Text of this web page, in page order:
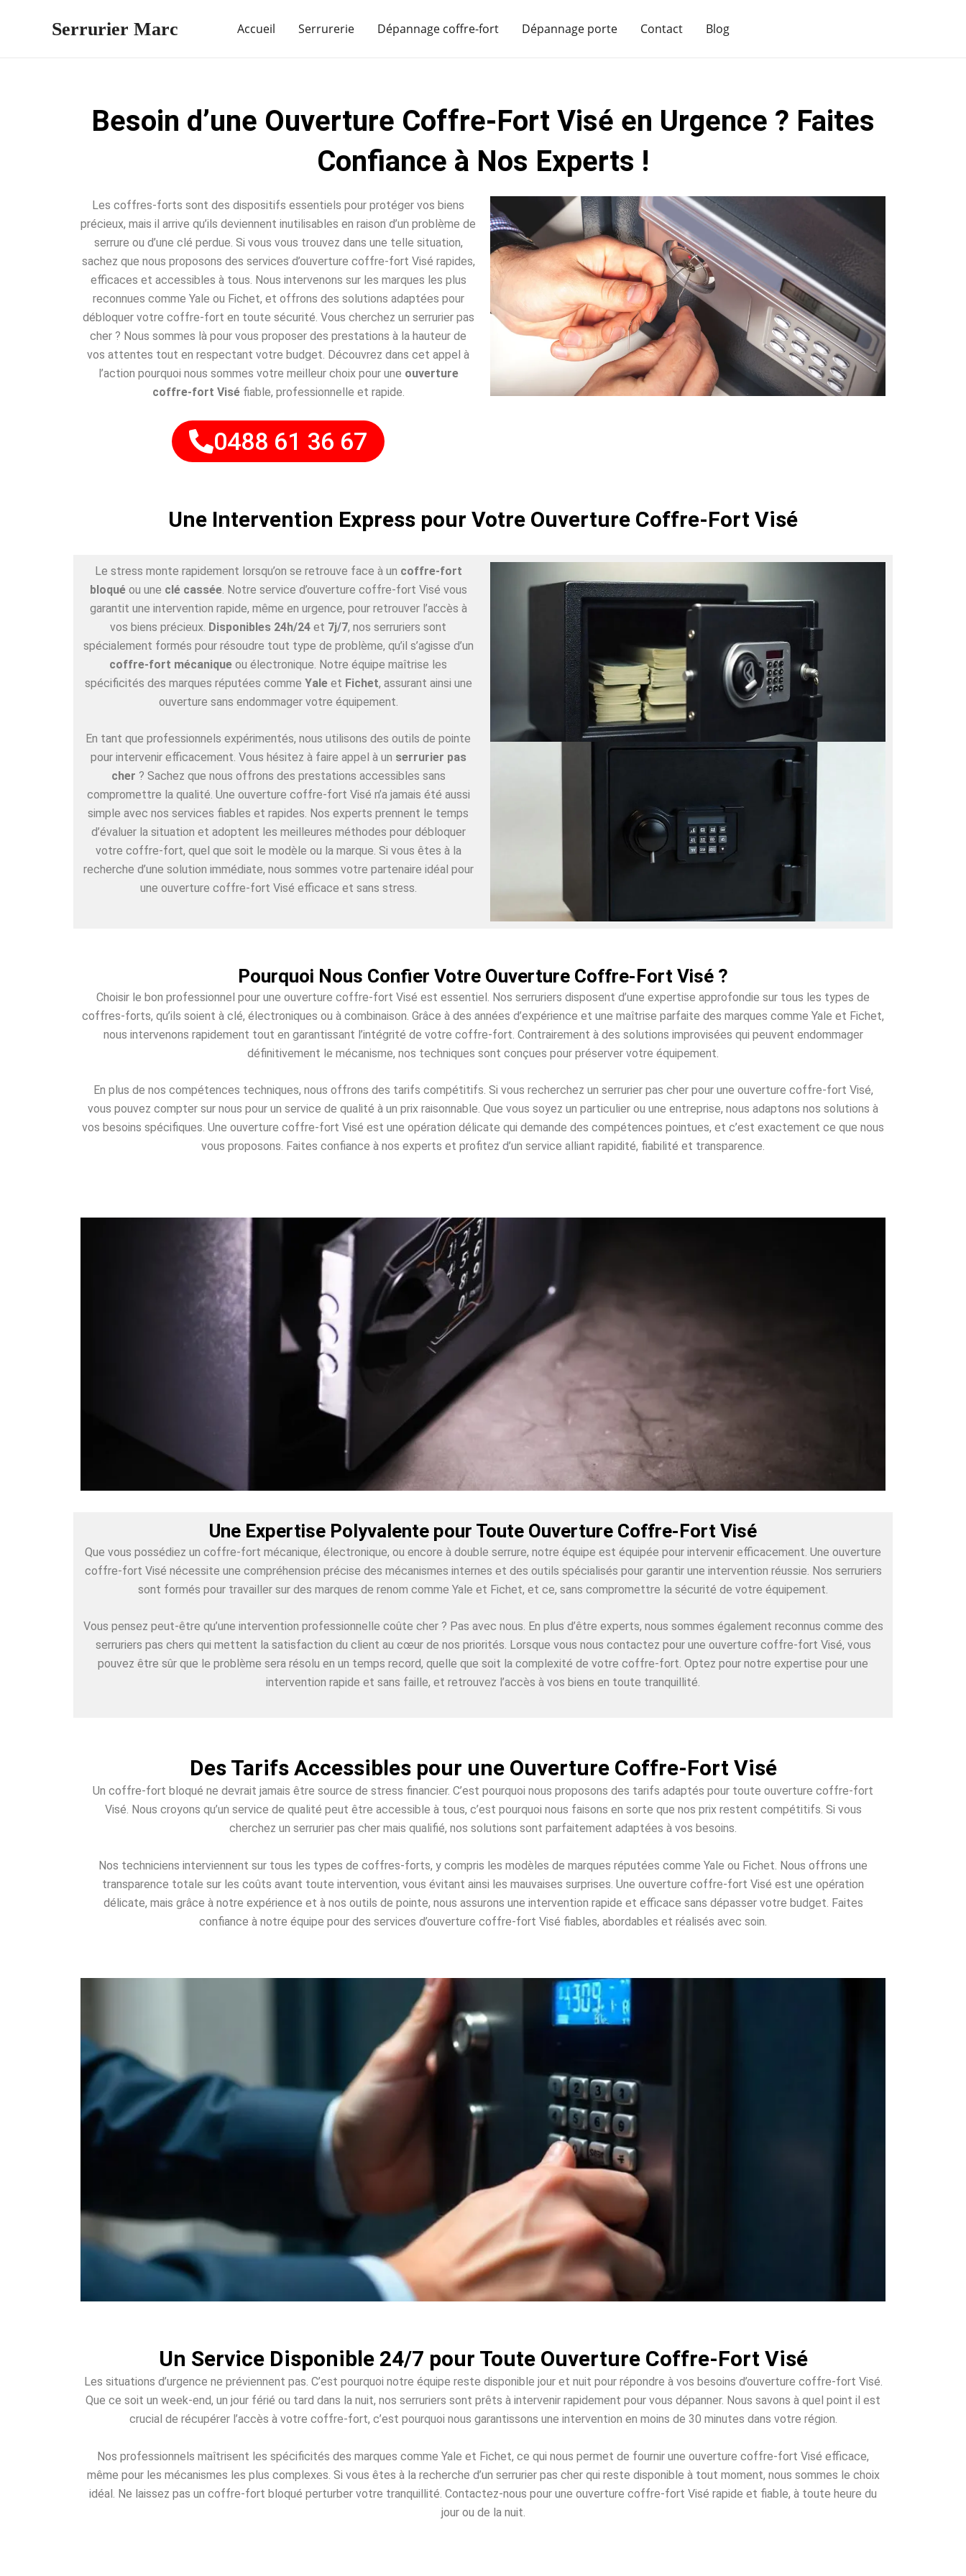
Serrurier Marc Accueil Serrurerie Dépannage coffre-fort Dépannage porte Contact Blog
Besoin d’une Ouverture Coffre-Fort Visé en Urgence ? Faites
Confiance à Nos Experts !
Les coffres-forts sont des dispositifs essentiels pour protéger vos biens
précieux, mais il arrive qu’ils deviennent inutilisables en raison d’un problème de
serrure ou d’une clé perdue. Si vous vous trouvez dans une telle situation,
sachez que nous proposons des services d’ouverture coffre-fort Visé rapides,
efficaces et accessibles à tous. Nous intervenons sur les marques les plus
reconnues comme Yale ou Fichet, et offrons des solutions adaptées pour
débloquer votre coffre-fort en toute sécurité. Vous cherchez un serrurier pas
cher ? Nous sommes là pour vous proposer des prestations à la hauteur de
vos attentes tout en respectant votre budget. Découvrez dans cet appel à
l’action pourquoi nous sommes votre meilleur choix pour une ouverture
coffre-fort Viséfiable, professionnelle et rapide.
0488 61 36 67
Une Intervention Express pour Votre Ouverture Coffre-Fort Visé
Le stress monte rapidement lorsqu’on se retrouve face à un coffre-fort
bloquéou une clé cassée. Notre service d’ouverture coffre-fort Visé vous
garantit une intervention rapide, même en urgence, pour retrouver l’accès à
vos biens précieux. Disponibles 24h/24 et 7j/7, nos serruriers sont
spécialement formés pour résoudre tout type de problème, qu’il s’agisse d’un
coffre-fort mécanique ou électronique. Notre équipe maîtrise les
spécificités des marques réputées comme Yaleet Fichet, assurant ainsi une
ouverture sans endommager votre équipement.
En tant que professionnels expérimentés, nous utilisons des outils de pointe
pour intervenir efficacement. Vous hésitez à faire appel à un serrurier pas
cher ? Sachez que nous offrons des prestations accessibles sans
compromettre la qualité. Une ouverture coffre-fort Visé n’a jamais été aussi
simple avec nos services fiables et rapides. Nos experts prennent le temps
d’évaluer la situation et adoptent les meilleures méthodes pour débloquer
votre coffre-fort, quel que soit le modèle ou la marque. Si vous êtes à la
recherche d’une solution immédiate, nous sommes votre partenaire idéal pour
une ouverture coffre-fort Visé efficace et sans stress.
Pourquoi Nous Confier Votre Ouverture Coffre-Fort Visé ?
Choisir le bon professionnel pour une ouverture coffre-fort Visé est essentiel. Nos serruriers disposent d’une expertise approfondie sur tous les types de
coffres-forts, qu’ils soient à clé, électroniques ou à combinaison. Grâce à des années d’expérience et une maîtrise parfaite des marques comme Yale et Fichet,
nous intervenons rapidement tout en garantissant l’intégrité de votre coffre-fort. Contrairement à des solutions improvisées qui peuvent endommager
définitivement le mécanisme, nos techniques sont conçues pour préserver votre équipement.
En plus de nos compétences techniques, nous offrons des tarifs compétitifs. Si vous recherchez un serrurier pas cher pour une ouverture coffre-fort Visé,
vous pouvez compter sur nous pour un service de qualité à un prix raisonnable. Que vous soyez un particulier ou une entreprise, nous adaptons nos solutions à
vos besoins spécifiques. Une ouverture coffre-fort Visé est une opération délicate qui demande des compétences pointues, et c’est exactement ce que nous
vous proposons. Faites confiance à nos experts et profitez d’un service alliant rapidité, fiabilité et transparence.
Une Expertise Polyvalente pour Toute Ouverture Coffre-Fort Visé
Que vous possédiez un coffre-fort mécanique, électronique, ou encore à double serrure, notre équipe est équipée pour intervenir efficacement. Une ouverture
coffre-fort Visé nécessite une compréhension précise des mécanismes internes et des outils spécialisés pour garantir une intervention réussie. Nos serruriers
sont formés pour travailler sur des marques de renom comme Yale et Fichet, et ce, sans compromettre la sécurité de votre équipement.
Vous pensez peut-être qu’une intervention professionnelle coûte cher ? Pas avec nous. En plus d’être experts, nous sommes également reconnus comme des
serruriers pas chers qui mettent la satisfaction du client au cœur de nos priorités. Lorsque vous nous contactez pour une ouverture coffre-fort Visé, vous
pouvez être sûr que le problème sera résolu en un temps record, quelle que soit la complexité de votre coffre-fort. Optez pour notre expertise pour une
intervention rapide et sans faille, et retrouvez l’accès à vos biens en toute tranquillité.
Des Tarifs Accessibles pour une Ouverture Coffre-Fort Visé
Un coffre-fort bloqué ne devrait jamais être source de stress financier. C’est pourquoi nous proposons des tarifs adaptés pour toute ouverture coffre-fort
Visé. Nous croyons qu’un service de qualité peut être accessible à tous, c’est pourquoi nous faisons en sorte que nos prix restent compétitifs. Si vous
cherchez un serrurier pas cher mais qualifié, nos solutions sont parfaitement adaptées à vos besoins.
Nos techniciens interviennent sur tous les types de coffres-forts, y compris les modèles de marques réputées comme Yale ou Fichet. Nous offrons une
transparence totale sur les coûts avant toute intervention, vous évitant ainsi les mauvaises surprises. Une ouverture coffre-fort Visé est une opération
délicate, mais grâce à notre expérience et à nos outils de pointe, nous assurons une intervention rapide et efficace sans dépasser votre budget. Faites
confiance à notre équipe pour des services d’ouverture coffre-fort Visé fiables, abordables et réalisés avec soin.
Un Service Disponible 24/7 pour Toute Ouverture Coffre-Fort Visé
Les situations d’urgence ne préviennent pas. C’est pourquoi notre équipe reste disponible jour et nuit pour répondre à vos besoins d’ouverture coffre-fort Visé.
Que ce soit un week-end, un jour férié ou tard dans la nuit, nos serruriers sont prêts à intervenir rapidement pour vous dépanner. Nous savons à quel point il est
crucial de récupérer l’accès à votre coffre-fort, c’est pourquoi nous garantissons une intervention en moins de 30 minutes dans votre région.
Nos professionnels maîtrisent les spécificités des marques comme Yale et Fichet, ce qui nous permet de fournir une ouverture coffre-fort Visé efficace,
même pour les mécanismes les plus complexes. Si vous êtes à la recherche d’un serrurier pas cher qui reste disponible à tout moment, nous sommes le choix
idéal. Ne laissez pas un coffre-fort bloqué perturber votre tranquillité. Contactez-nous pour une ouverture coffre-fort Visé rapide et fiable, à toute heure du
jour ou de la nuit.